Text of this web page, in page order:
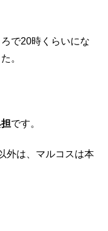
で20時くらいにな
。
です。
外は、マルコスは本